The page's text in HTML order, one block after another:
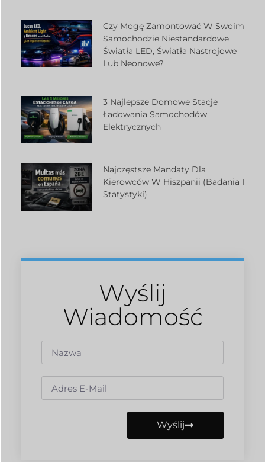
Czy Mogę Zamontować W Swoim
Samochodzie Niestandardowe
Światła LED, Światła Nastrojowe
Lub Neonowe?
3 Najlepsze Domowe Stacje
Ładowania Samochodów
Elektrycznych
Najczęstsze Mandaty Dla
Kierowców W Hiszpanii (badania I
Statystyki)
Wyślij
Wiadomość
Wyślij